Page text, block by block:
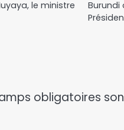
le ministre
obligatoires